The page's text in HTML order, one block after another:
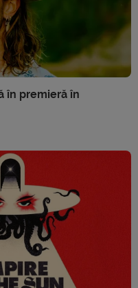
în premieră în